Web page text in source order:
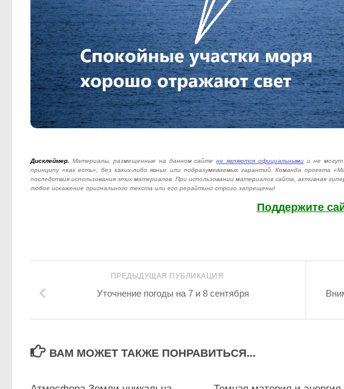
Дисклеймер. Материалы, размещенные на данном сайтене являются официальными и не могут
принципу «как есть», без каких-либо явных или подразумеваемых гарантий. Команда проекта
последствия использования этих материалов. При использовании материалов сайта, активная
любое искажение оригнального текста или его рерайтинг строго запрещены!
Поддержите
ПРЕДЫДУЩАЯ ПУБЛИКАЦИЯ
Уточнение погоды на 7 и 8 сентября
ВАМ МОЖЕТ ТАКЖЕ ПОНРАВИТЬСЯ...